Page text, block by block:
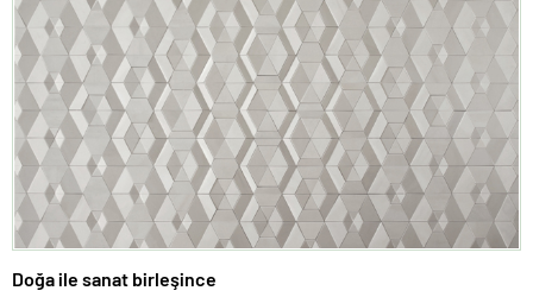
Doğa ile sanat birleşince